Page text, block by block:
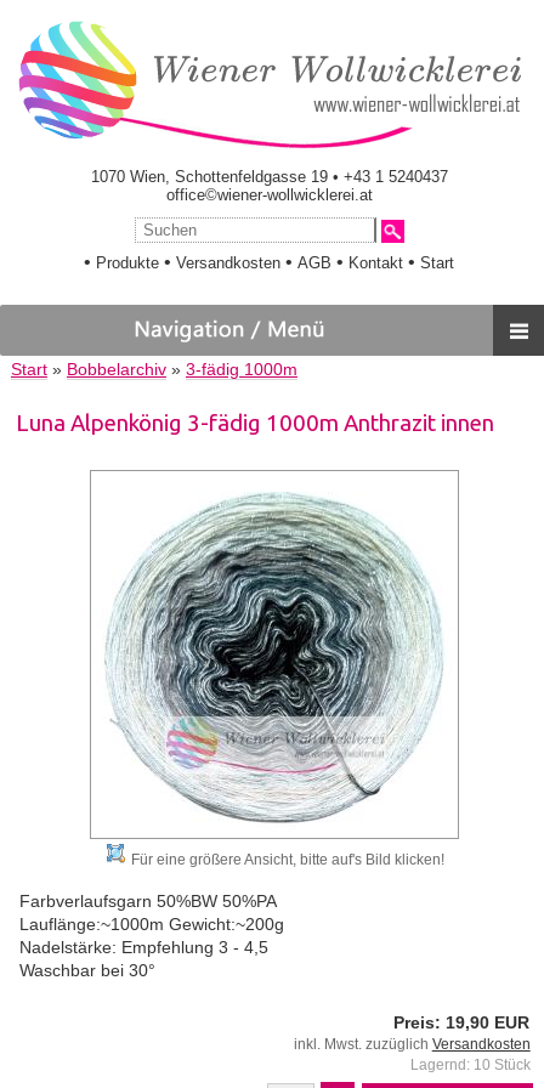
1070 Wien, Schottenfeldgasse 19 • +43 1 5240437
office©wiener-wollwicklerei.at
• Produkte •Versandkosten •AGB • Kontakt •Start
Start» Bobbelarchiv» 3-fädig 1000m
Luna Alpenkönig 3-fädig 1000m Anthrazit innen
Für eine größere Ansicht, bitte auf's Bild klicken!
Farbverlaufsgarn 50%BW 50%PA
Lauflänge:~1000m Gewicht:~200g
Nadelstärke: Empfehlung 3 - 4,5
Waschbar bei 30°
Preis: 19,90 EUR
inkl. Mwst. zuzüglich Versandkosten
Lagernd: 10 Stück